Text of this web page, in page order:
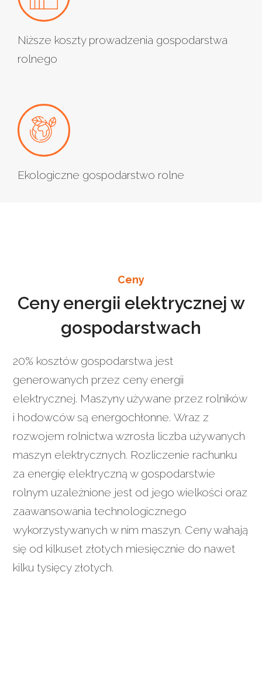
Niższe koszty prowadzenia gospodarstwa
rolnego
Ekologiczne gospodarstwo rolne
Ceny
Ceny energii elektrycznej w
gospodarstwach
20% kosztów gospodarstwa jest
generowanych przez ceny energii
elektrycznej. Maszyny używane przez rolników
i hodowców są energochłonne. Wraz z
rozwojem rolnictwa wzrosła liczba używanych
maszyn elektrycznych. Rozliczenie rachunku
za energię elektryczną w gospodarstwie
rolnym uzależnione jest od jego wielkości oraz
zaawansowania technologicznego
wykorzystywanych w nim maszyn. Ceny wahają
się od kilkuset złotych miesięcznie do nawet
kilku tysięcy złotych.